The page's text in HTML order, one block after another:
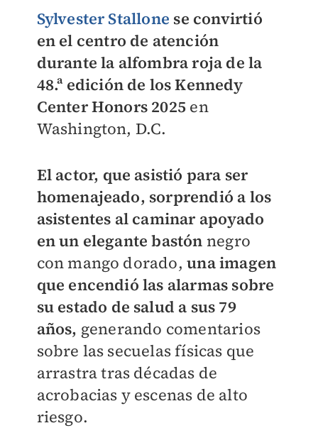
Sylvester Stallone se convirtió
en el centro de atención
durante la alfombra roja de la
48.ª edición de los Kennedy
Center Honors 2025 en
Washington, D.C.
El actor, que asistió para ser
homenajeado, sorprendió a los
asistentes al caminar apoyado
en un elegante bastón negro
con mango dorado,una imagen
que encendió las alarmas sobre
su estado de salud a sus 79
años, generando comentarios
sobre las secuelas físicas que
arrastra tras décadas de
acrobacias y escenas de alto
riesgo.